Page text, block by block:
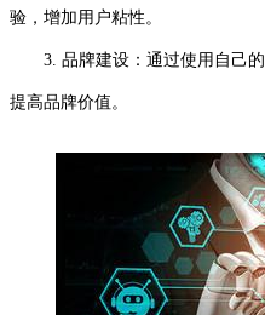
验，增加用户粘性。
3. 品牌建设：通过使用自己的
提高品牌价值。